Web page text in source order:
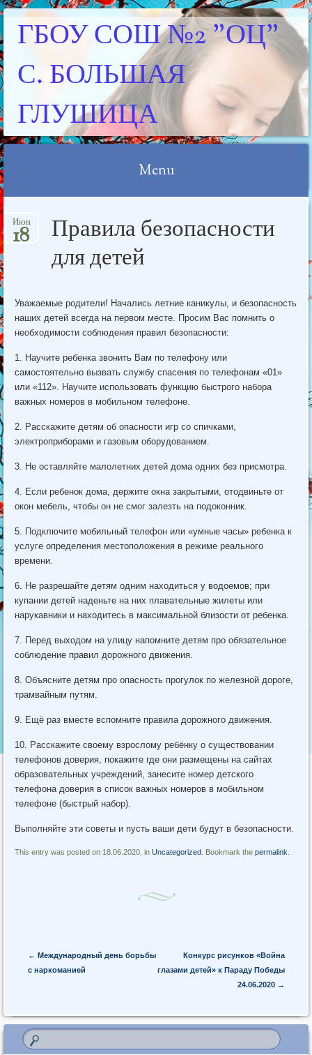
ГБОУ СОШ №2 "ОЦ"
С. БОЛЬШАЯ
ГЛУШИЦА
Menu
to
Правила безопасности
для детей
Июн
18
Уважаемые родители! Начались летние каникулы, и безопасность
наших детей всегда на первом месте. Просим Вас помнить о
необходимости соблюдения правил безопасности:
1. Научите ребенка звонить Вам по телефону или
самостоятельно вызвать службу спасения по телефонам «01»
или «112». Научите использовать функцию быстрого набора
важных номеров в мобильном телефоне.
2. Расскажите детям об опасности игр со спичками,​
электроприборами и газовым оборудованием.
3. Не оставляйте малолетних детей дома одних без присмотра.
4. Если ребенок дома,​ держите окна закрытыми, отодвиньте от
окон мебель, чтобы он не смог залезть на подоконник.
5. Подключите мобильный телефон или «умные часы» ребенка к
услуге определения местоположения в режиме реального
времени.
6. Не разрешайте детям одним находиться у водоемов; при
купании детей​ наденьте​ на них плавательные жилеты или
нарукавники и​ находитесь в максимальной близости от ребенка.
7. Перед выходом на улицу напомните детям про обязательное
соблюдение правил дорожного движения.
8. Объясните детям про опасность прогулок по железной дороге,
трамвайным путям.
9. Ещё раз вместе вспомните правила дорожного движения.
10. Расскажите своему взрослому ребёнку о существовании
телефонов доверия, покажите где они размещены на сайтах
образовательных учреждений, занесите номер детского
телефона доверия в список важных номеров в мобильном
телефоне (быстрый набор).
Выполняйте эти советы и пусть ваши дети будут в безопасности.
This entry was posted on 18.06.2020, inUncategorized . Bookmark thepermalink
Post navigation
← Международный день борьбы
с наркоманией
Конкурс рисунков «Война
глазами детей» к Параду Победы
24.06.2020 →